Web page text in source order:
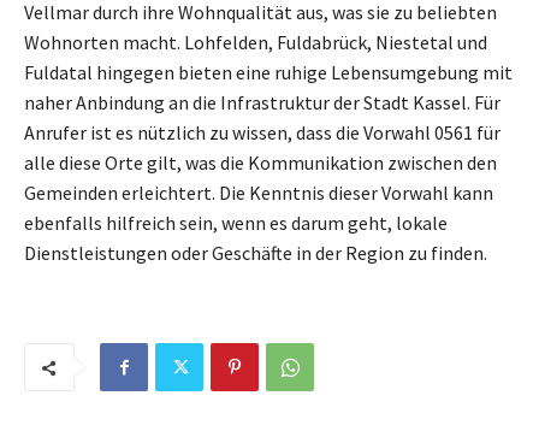
Vellmar durch ihre Wohnqualität aus, was sie zu beliebten
Wohnorten macht. Lohfelden, Fuldabrück, Niestetal und
Fuldatal hingegen bieten eine ruhige Lebensumgebung mit
naher Anbindung an die Infrastruktur der Stadt Kassel. Für
Anrufer ist es nützlich zu wissen, dass die Vorwahl 0561 für
alle diese Orte gilt, was die Kommunikation zwischen den
Gemeinden erleichtert. Die Kenntnis dieser Vorwahl kann
ebenfalls hilfreich sein, wenn es darum geht, lokale
Dienstleistungen oder Geschäfte in der Region zu finden.